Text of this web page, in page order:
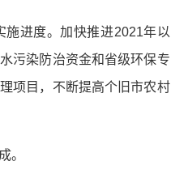
施进度。加快推进2021年以
污染防治资金和省级环保专
项目，不断提高个旧市农村
。